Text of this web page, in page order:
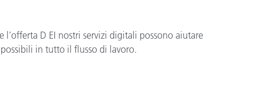
D EI nostri servizi digitali possono aiutare
in tutto il flusso di lavoro.